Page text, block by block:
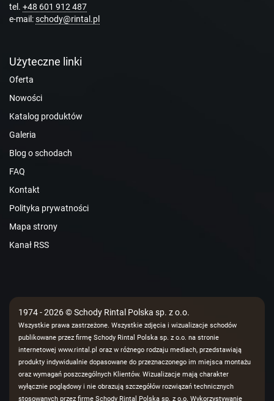
tel. +48 601 912 487
e-mail:schody@rintal.pl
Użyteczne linki
Oferta
Nowości
Katalog produktów
Galeria
Blog o schodach
FAQ
Kontakt
Polityka prywatności
Mapa strony
Kanał RSS
1974 - 2026 © Schody Rintal Polska sp. z o.o.
Wszystkie prawa zastrzeżone. Wszystkie zdjęcia i wizualizacje schodów
publikowane przez firmę Schody Rintal Polska sp. z o.o. na stronie
internetowej www.rintal.pl oraz w różnego rodzaju mediach, przedstawiają
produkty indywidualnie dopasowane do przeznaczonego im miejsca montażu
oraz wymagań poszczególnych Klientów. Wizualizacje mają charakter
wyłącznie poglądowy i nie obrazują szczegółów rozwiązań technicznych
stosowanych przez firmę Schody Rintal Polska sp. z o.o. Wykorzystywanie